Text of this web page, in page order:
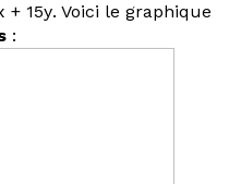
+ 15y. Voici le graphique
: